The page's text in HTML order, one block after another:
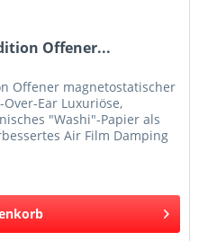
Offener...
Offener magnetostatischer
Ear Luxuriöse,
"Washi"-Papier als
Air Film Damping